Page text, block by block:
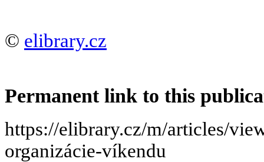
© elibrary.cz
Permanent link to this
https://elibrary.cz/m/articles/
organizácie-víkendu